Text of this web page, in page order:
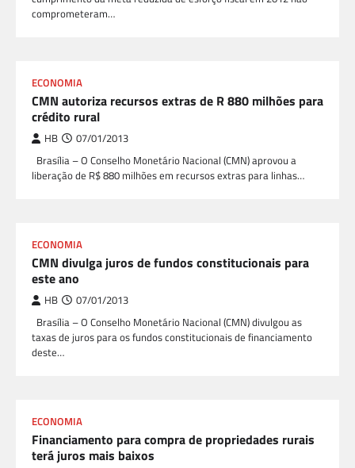
comprometeram…
ECONOMIA
CMN autoriza recursos extras de R 880 milhões para
crédito rural
HB 07/01/2013
Brasília – O Conselho Monetário Nacional (CMN) aprovou a
liberação de R$ 880 milhões em recursos extras para linhas…
ECONOMIA
CMN divulga juros de fundos constitucionais para
este ano
HB 07/01/2013
Brasília – O Conselho Monetário Nacional (CMN) divulgou as
taxas de juros para os fundos constitucionais de financiamento
deste…
ECONOMIA
Financiamento para compra de propriedades rurais
terá juros mais baixos